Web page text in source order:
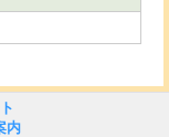
内